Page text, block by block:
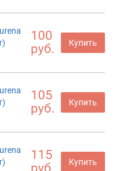
100
руб.
Купить
105
руб.
Купить
115
руб.
Купить